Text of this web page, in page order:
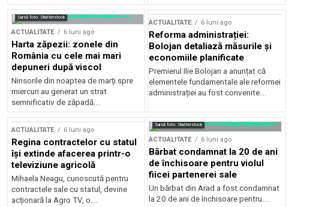
Sursă foto: Shutterstock
ACTUALITATE 6 luni ago
Harta zăpezii: zonele din
România cu cele mai mari
depuneri după viscol
Ninsorile din noaptea de marți spre
miercuri au generat un strat
semnificativ de zăpadă...
ACTUALITATE 6 luni ago
Reforma administrației:
Bolojan detaliază măsurile și
economiile planificate
Premierul Ilie Bolojan a anunțat că
elementele fundamentale ale reformei
administrației au fost convenite...
ACTUALITATE 6 luni ago
Regina contractelor cu statul
își extinde afacerea printr-o
televiziune agricolă
Mihaela Neagu, cunoscută pentru
contractele sale cu statul, devine
acționară la Agro TV, o...
Sursă foto: Shutterstock
ACTUALITATE 6 luni ago
Bărbat condamnat la 20 de ani
de închisoare pentru violul
fiicei partenerei sale
Un bărbat din Arad a fost condamnat
la 20 de ani de închisoare pentru...